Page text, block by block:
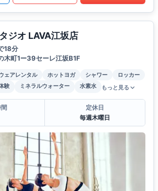
ジオ LAVA江坂店
18分
木町1ー39セーレ江坂B1F
ェアレンタル ホットヨガ シャワー
ロッカー
験 ミネラルウォーター 水素水 もっと見る
定休日
毎週木曜日